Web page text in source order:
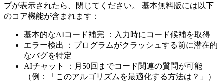
プが表示されたら、閉じてください。 基本無料版には以下
のコア機能が含まれます：
基本的なAIコード補完 ：入力時にコード候補を取得
エラー検出 ：プログラムがクラッシュする前に潜在的
なバグを特定
AIチャット ：月50回までコード関連の質問が可能
（例：「このアルゴリズムを最適化する方法は？」）